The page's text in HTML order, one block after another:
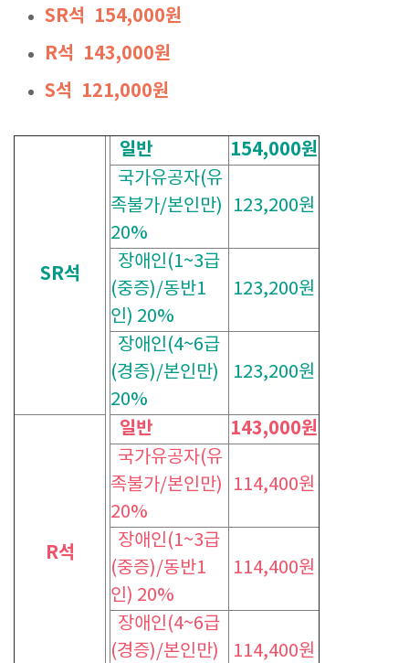
SR석 154,000원
R석 143,000원
S석 121,000원
SR석
일반 154,000원
국가유공자(유
족불가/본인만)
20%
123,200원
장애인(1~3급
(중증)/동반1
인) 20%
123,200원
장애인(4~6급
(경증)/본인만)
20%
123,200원
R석
일반 143,000원
국가유공자(유
족불가/본인만)
20%
114,400원
장애인(1~3급
(중증)/동반1
인) 20%
114,400원
장애인(4~6급
(경증)/본인만)
114,400원